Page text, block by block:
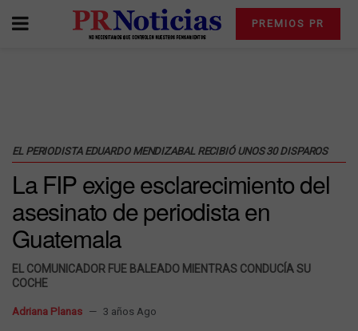
PREMIOS PR
EL PERIODISTA EDUARDO MENDIZABAL RECIBIÓ UNOS 30 DISPAROS
La FIP exige esclarecimiento del
asesinato de periodista en
Guatemala
EL COMUNICADOR FUE BALEADO MIENTRAS CONDUCÍA SU
COCHE
Adriana Planas 3 años Ago